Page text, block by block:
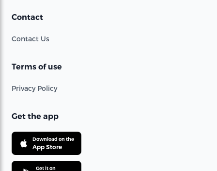
Contact
Contact Us
Terms of use
Privacy Policy
Get the app
Download on the
App Store
Get it on